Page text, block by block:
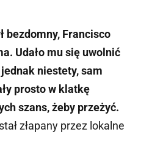
bezdomny, Francisco
Udało mu się uwolnić
niestety, sam
prosto w klatkę
szans, żeby przeżyć.
złapany przez lokalne